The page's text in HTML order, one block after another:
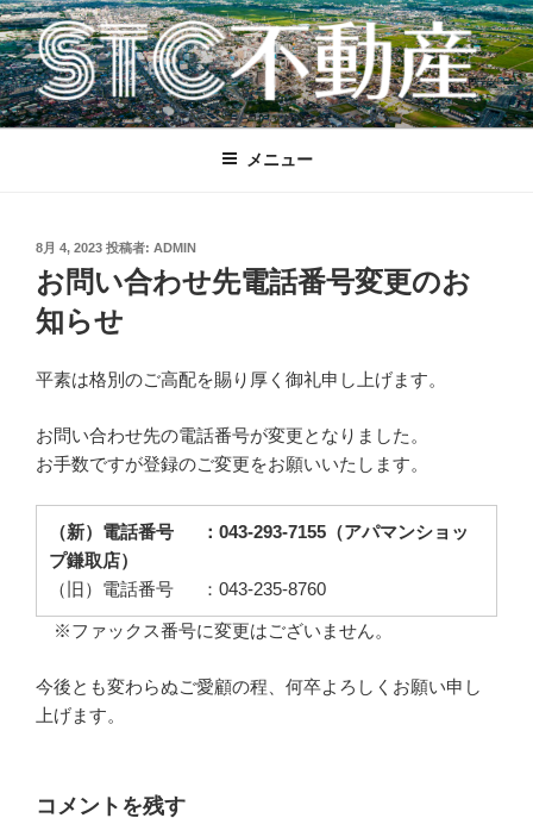
コ
ン
テ
ン
ツ
STC不動産
千葉の新築戸建、中古戸建、土地、マンション、投資用物件、売却のこ
メニュー
投
稿
日:
8月 4, 2023 投稿者: ADMIN
お問い合わせ先電話番号変更のお
知らせ
平素は格別のご高配を賜り厚く御礼申し上げます。
お問い合わせ先の電話番号が変更となりました。
お手数ですが登録のご変更をお願いいたします。
（新）電話番号 ：043-293-7155（アパマンショッ
プ鎌取店）
（旧）電話番号 ：043-235-8760
※ファックス番号に変更はございません。
今後とも変わらぬご愛顧の程、何卒よろしくお願い申し
上げます。
コメントを残す